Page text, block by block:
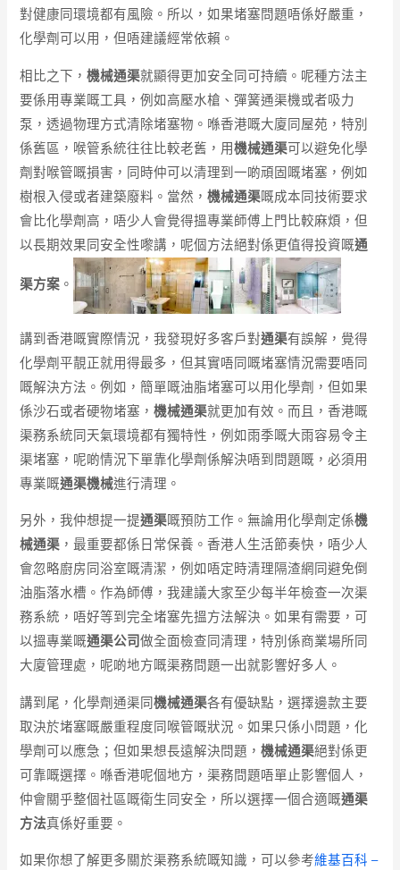
對健康同環境都有風險。所以，如果堵塞問題唔係好嚴重，
化學劑可以用，但唔建議經常依賴。
相比之下，機械通渠就顯得更加安全同可持續。呢種方法主
要係用專業嘅工具，例如高壓水槍、彈簧通渠機或者吸力
泵，透過物理方式清除堵塞物。喺香港嘅大廈同屋苑，特別
係舊區，喉管系統往往比較老舊，用機械通渠可以避免化學
劑對喉管嘅損害，同時仲可以清理到一啲頑固嘅堵塞，例如
樹根入侵或者建築廢料。當然，機械通渠嘅成本同技術要求
會比化學劑高，唔少人會覺得搵專業師傅上門比較麻煩，但
以長期效果同安全性嚟講，呢個方法絕對係更值得投資嘅通
渠方案 。
講到香港嘅實際情況，我發現好多客戶對通渠有誤解，覺得
化學劑平靚正就用得最多，但其實唔同嘅堵塞情況需要唔同
嘅解決方法。例如，簡單嘅油脂堵塞可以用化學劑，但如果
係沙石或者硬物堵塞，機械通渠就更加有效。而且，香港嘅
渠務系統同天氣環境都有獨特性，例如雨季嘅大雨容易令主
渠堵塞，呢啲情況下單靠化學劑係解決唔到問題嘅，必須用
專業嘅通渠機械進行清理。
另外，我仲想提一提通渠嘅預防工作。無論用化學劑定係機
械通渠 ，最重要都係日常保養。香港人生活節奏快，唔少人
會忽略廚房同浴室嘅清潔，例如唔定時清理隔渣網同避免倒
油脂落水槽。作為師傅，我建議大家至少每半年檢查一次渠
務系統，唔好等到完全堵塞先搵方法解決。如果有需要，可
以搵專業嘅通渠公司做全面檢查同清理，特別係商業場所同
大廈管理處，呢啲地方嘅渠務問題一出就影響好多人。
講到尾，化學劑通渠同機械通渠各有優缺點，選擇邊款主要
取決於堵塞嘅嚴重程度同喉管嘅狀況。如果只係小問題，化
學劑可以應急；但如果想長遠解決問題，機械通渠絕對係更
可靠嘅選擇。喺香港呢個地方，渠務問題唔單止影響個人，
仲會關乎整個社區嘅衛生同安全，所以選擇一個合適嘅通渠
方法真係好重要。
如果你想了解更多關於渠務系統嘅知識，可以參考維基百科 –